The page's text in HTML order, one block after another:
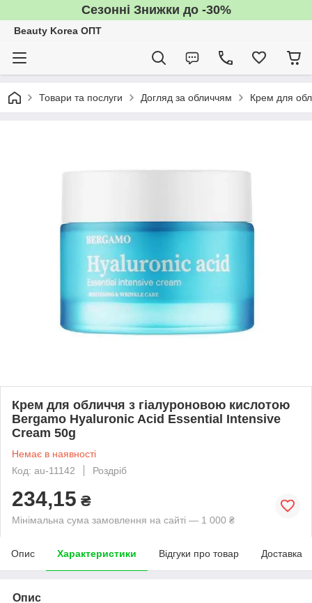
Сезонні Знижки до -30%
Beauty Korea ОПТ
Товари та послуги Догляд за обличчям Крем для
Крем для обличчя з гіалуроновою кислотою
Bergamo Hyaluronic Acid Essential Intensive
Cream 50g
Немає в наявності
Код: au-11142
Роздріб
234,15 ₴
Мінімальна сума замовлення на сайті — 1 000 ₴
Опис Характеристики Відгуки про товар Доставка
Опис